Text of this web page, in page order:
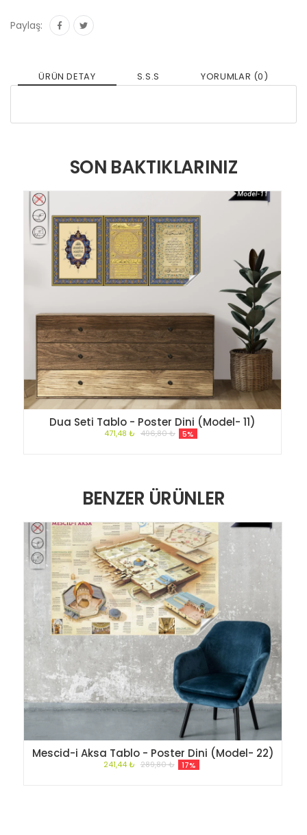
Paylaş:
ÜRÜN DETAY S.S.S YORUMLAR (0)
SON BAKTIKLARINIZ
Dua Seti Tablo - Poster Dini (Model- 11)
471,48 ₺ 496,80 ₺ 5%
BENZER ÜRÜNLER
Mescid-i Aksa Tablo - Poster Dini (Model- 22)
241,44 ₺ 289,80 ₺ 17%